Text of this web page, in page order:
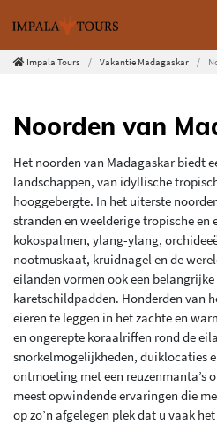
Impala Tours Vakantie Madagaskar
Noorden van
Het noorden van Madagaskar biedt
landschappen, van idyllische
hooggebergte. In het uiterste
stranden en weelderige tropische en
kokospalmen, ylang-ylang,
nootmuskaat, kruidnagel en de
eilanden vormen ook een
karetschildpadden. Honderden van
eieren te leggen in het zachte en
en ongerepte koraalriffen rond de
snorkelmogelijkheden, duiklocaties
ontmoeting met een reuzenmanta’s
meest opwindende ervaringen die
op zo’n afgelegen plek dat u vaak